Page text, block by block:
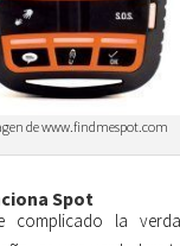
de www.findmespot.com
Spot
complicado la